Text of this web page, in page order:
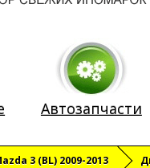
Автозапчасти
3 (BL) 2009-2013